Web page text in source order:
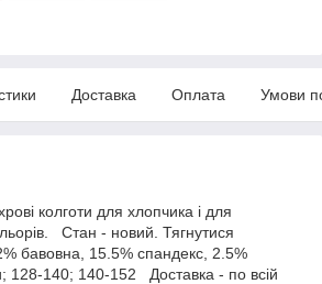
Доставка Оплата Умови
колготи для хлопчика і для
Стан - новий. Тягнутися
бавовна, 15.5% спандекс, 2.5%
128-140; 140-152 Доставка - по всій